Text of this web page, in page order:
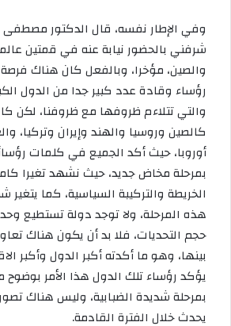
وفي الإطار نفسه، قال الدكتور مصطفى
شرفني بالحضور نيابة عنه في قمتين
والصين، مؤخرا، وبالفعل كان هناك
رؤساء وقادة عدد كبير جدا من الدول
والتي تتلاءم ظروفها مع ظروفنا، لكن
كالصين وروسيا والهند وإيران وتركيا،
أوروبا، حيث أكد الجميع في كلمات
بمرحلة مخاض جديد، حيث نشهد تغيرا
الخريطة والتركيبة السياسية، كما
هذه المرحلة، ولا توجد دولة تستطيع
حجم التحديات، فلا بد أن يكون هناك
بينها، وهو ما أكدته أكبر الدول وأكبر
يؤكد رؤساء تلك الدول هذا الأمر بوضوح
بمرحلة شديدة الضبابية، وليس هناك
يحدث خلال الفترة القادمة.